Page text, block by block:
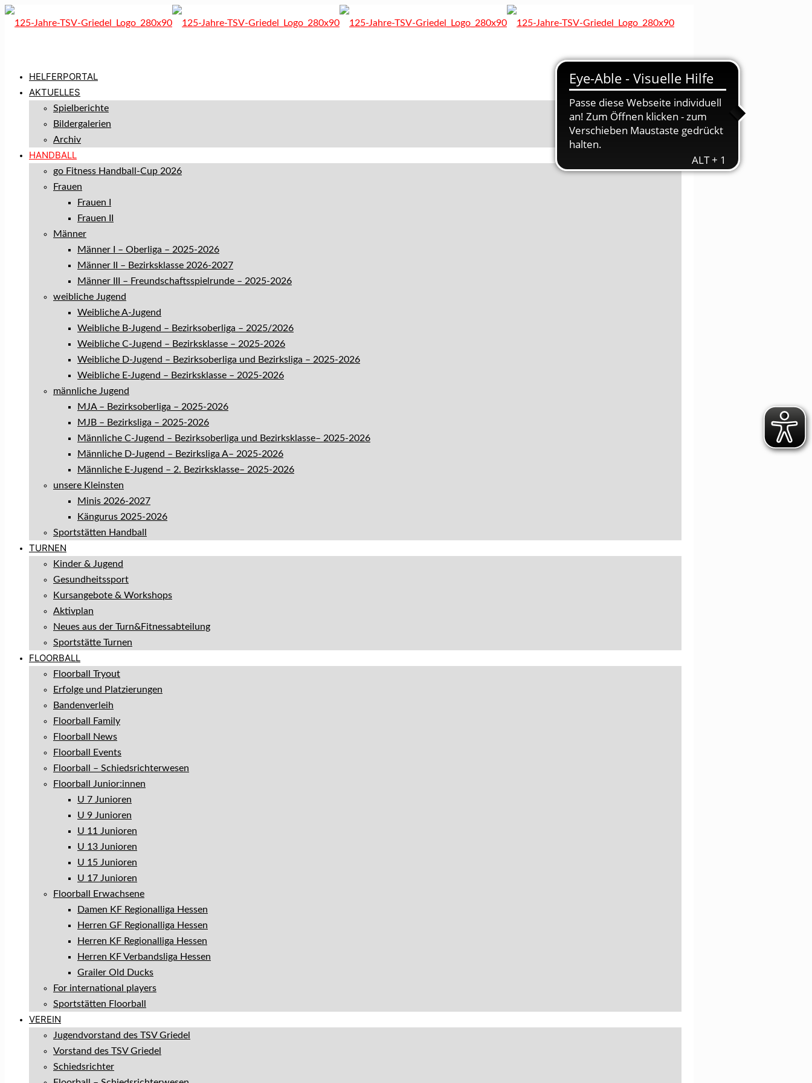
HELFERPORTAL
AKTUELLES
Spielberichte
Bildergalerien
Archiv
HANDBALL
go Fitness Handball-Cup 2026
Frauen
Frauen I
Frauen II
Männer
Männer I – Oberliga – 2025-2026
Männer II – Bezirksklasse 2026-2027
Männer III – Freundschaftsspielrunde – 2025-2026
weibliche Jugend
Weibliche A-Jugend
Weibliche B-Jugend – Bezirksoberliga – 2025/2026
Weibliche C-Jugend – Bezirksklasse – 2025-2026
Weibliche D-Jugend – Bezirksoberliga und Bezirksliga – 2025-2026
Weibliche E-Jugend – Bezirksklasse – 2025-2026
männliche Jugend
MJA – Bezirksoberliga – 2025-2026
MJB – Bezirksliga – 2025-2026
Männliche C-Jugend – Bezirksoberliga und Bezirksklasse– 2025-2026
Männliche D-Jugend – Bezirksliga A– 2025-2026
Männliche E-Jugend – 2. Bezirksklasse– 2025-2026
unsere Kleinsten
Minis 2026-2027
Kängurus 2025-2026
Sportstätten Handball
TURNEN
Kinder & Jugend
Gesundheitssport
Kursangebote & Workshops
Aktivplan
Neues aus der Turn&Fitnessabteilung
Sportstätte Turnen
FLOORBALL
Floorball Tryout
Erfolge und Platzierungen
Bandenverleih
Floorball Family
Floorball News
Floorball Events
Floorball – Schiedsrichterwesen
Floorball Junior:innen
U 7 Junioren
U 9 Junioren
U 11 Junioren
U 13 Junioren
U 15 Junioren
U 17 Junioren
Floorball Erwachsene
Damen KF Regionalliga Hessen
Herren GF Regionalliga Hessen
Herren KF Regionalliga Hessen
Herren KF Verbandsliga Hessen
Grailer Old Ducks
For international players
Sportstätten Floorball
VEREIN
Jugendvorstand des TSV Griedel
Vorstand des TSV Griedel
Schiedsrichter